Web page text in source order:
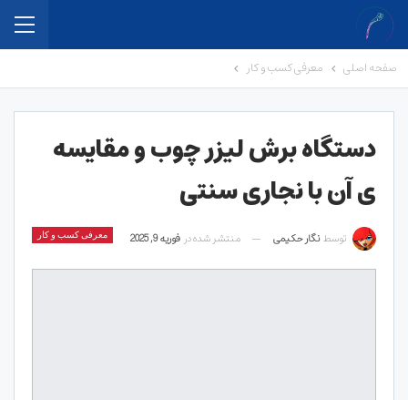
صفحه اصلی معرفی کسب و کار
دستگاه برش لیزر چوب و مقایسه
ی آن با نجاری سنتی
معرفی کسب و کار توسط نگار حکیمی منتشر شده در فوریه 9, 2025